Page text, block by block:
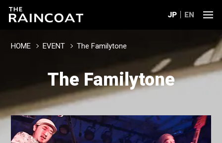
JP EN
HOME EVENT The Familytone
The Familytone